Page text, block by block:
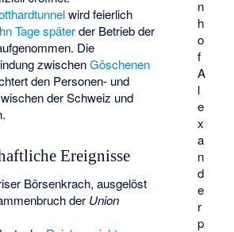
n
h
o
f
A
l
e
x
a
n
d
e
r
p
wird feierlich
Tage späterder Betrieb der
Die
zwischenGöschenen
den Personen- und
der Schweiz und
Ereignisse
Börsenkrach, ausgelöst
der Union